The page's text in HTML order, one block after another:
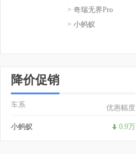
> 奇瑞无界Pro
> 小蚂蚁
降价促销
车系 优惠幅度
小蚂蚁 0.9万